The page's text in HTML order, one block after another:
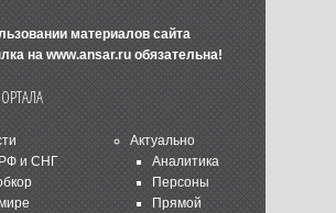
материалов сайта
на www.ansar.ruобязательна!
и СНГ
Актуально
Аналитика
Персоны
Прямой